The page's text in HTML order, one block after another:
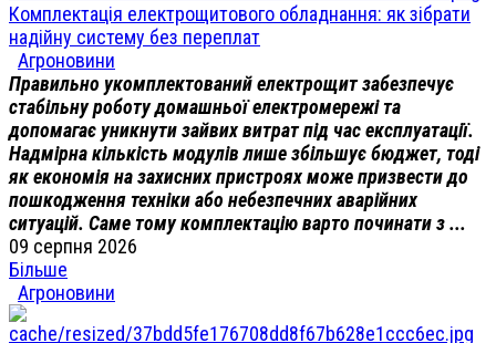
Комплектація електрощитового обладнання: як зібрати
надійну систему без переплат
Агроновини
Правильно укомплектований електрощит забезпечує
стабільну роботу домашньої електромережі та
допомагає уникнути зайвих витрат під час експлуатації.
Надмірна кількість модулів лише збільшує бюджет, тоді
як економія на захисних пристроях може призвести до
пошкодження техніки або небезпечних аварійних
ситуацій. Саме тому комплектацію варто починати з ...
09 серпня 2026
Більше
Агроновини